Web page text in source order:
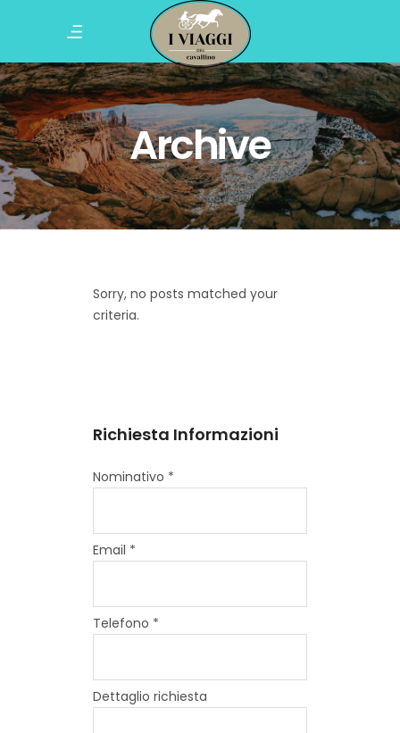
Archive
Sorry, no posts matched your
criteria.
Richiesta Informazioni
Nominativo *
Email *
Telefono *
Dettaglio richiesta